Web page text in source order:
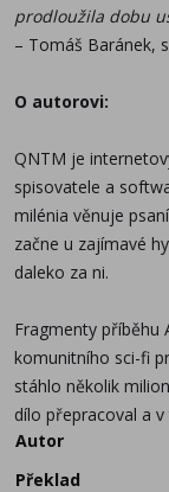
prodloužila dobu
– Tomáš Baránek,
O autorovi:
QNTM je
spisovatele a
milénia věnuje
začne u zajímavé
daleko za ni.
Fragmenty příběhu
komunitního sci-fi
stáhlo několik
dílo přepracoval a
Autor
Překlad